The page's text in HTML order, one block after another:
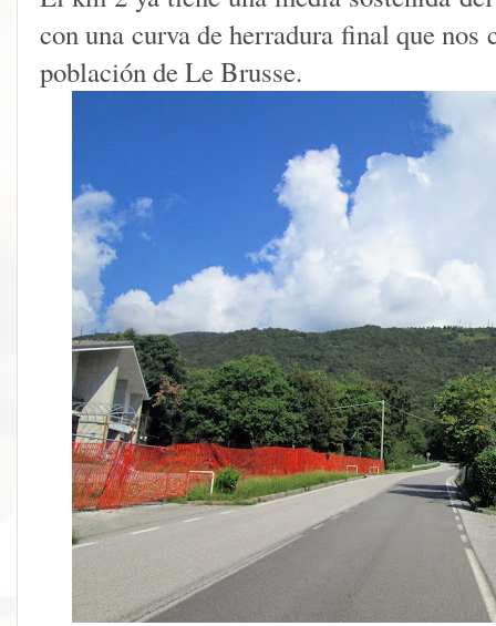
con una curva de herradura final que nos
población de Le Brusse.